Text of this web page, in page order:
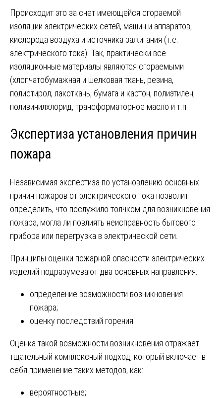
Происходит это за счет имеющейся сгораемой
изоляции электрических сетей, машин и аппаратов,
кислорода воздуха и источника зажигания (т.е.
электрического тока). Так, практически все
изоляционные материалы являются сгораемыми
(хлопчатобумажная и шелковая ткань, резина,
полистирол, лакоткань, бумага и картон, полиэтилен,
поливинилхлорид, трансформаторное масло и т.п.
Экспертиза установления причин
пожара
Независимая экспертиза по установлению основных
причин пожаров от электрического тока позволит
определить, что послужило толчком для возникновения
пожара, могла ли повлиять неисправность бытового
прибора или перегрузка в электрической сети.
Принципы оценки пожарной опасности электрических
изделий подразумевают два основных направления:
определение возможности возникновения
пожара;
оценку последствий горения.
Оценка такой возможности возникновения отражает
тщательный комплексный подход, который включает в
себя применение таких методов, как:
вероятностные;